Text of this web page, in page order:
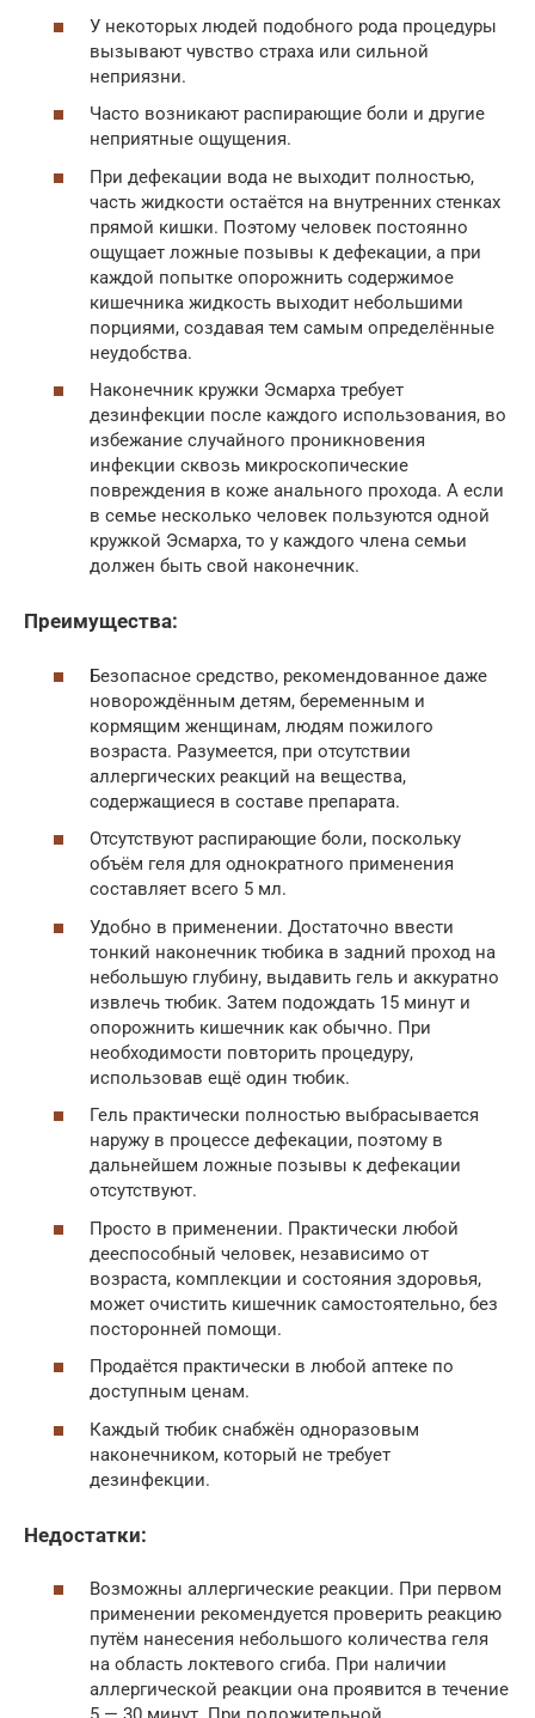
У некоторых людей подобного рода процедуры
вызывают чувство страха или сильной
неприязни.
Часто возникают распирающие боли и другие
неприятные ощущения.
При дефекации вода не выходит полностью,
часть жидкости остаётся на внутренних стенках
прямой кишки. Поэтому человек постоянно
ощущает ложные позывы к дефекации, а при
каждой попытке опорожнить содержимое
кишечника жидкость выходит небольшими
порциями, создавая тем самым определённые
неудобства.
Наконечник кружки Эсмарха требует
дезинфекции после каждого использования, во
избежание случайного проникновения
инфекции сквозь микроскопические
повреждения в коже анального прохода. А если
в семье несколько человек пользуются одной
кружкой Эсмарха, то у каждого члена семьи
должен быть свой наконечник.
Преимущества:
Безопасное средство, рекомендованное даже
новорождённым детям, беременным и
кормящим женщинам, людям пожилого
возраста. Разумеется, при отсутствии
аллергических реакций на вещества,
содержащиеся в составе препарата.
Отсутствуют распирающие боли, поскольку
объём геля для однократного применения
составляет всего 5 мл.
Удобно в применении. Достаточно ввести
тонкий наконечник тюбика в задний проход на
небольшую глубину, выдавить гель и аккуратно
извлечь тюбик. Затем подождать 15 минут и
опорожнить кишечник как обычно. При
необходимости повторить процедуру,
использовав ещё один тюбик.
Гель практически полностью выбрасывается
наружу в процессе дефекации, поэтому в
дальнейшем ложные позывы к дефекации
отсутствуют.
Просто в применении. Практически любой
дееспособный человек, независимо от
возраста, комплекции и состояния здоровья,
может очистить кишечник самостоятельно, без
посторонней помощи.
Продаётся практически в любой аптеке по
доступным ценам.
Каждый тюбик снабжён одноразовым
наконечником, который не требует
дезинфекции.
Недостатки:
Возможны аллергические реакции. При первом
применении рекомендуется проверить реакцию
путём нанесения небольшого количества геля
на область локтевого сгиба. При наличии
аллергической реакции она проявится в течение